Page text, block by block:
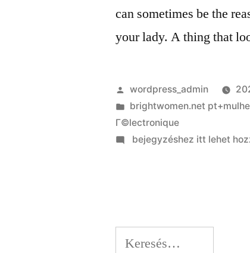
can sometimes be the
your lady. A thing that
Szerző:
wordpress_admin
Kategória:
brightwomen.net
Г©lectronique
on
subject
bejegyzéshez itt lehet
Keresés: